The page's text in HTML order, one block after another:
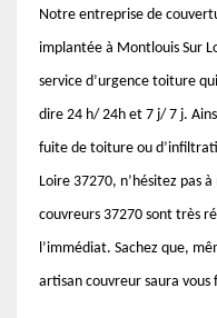
Notre entreprise de
implantée à Montlouis Sur
service d’urgence toiture
dire 24 h/ 24h et 7 j/ 7 j.
fuite de toiture ou
Loire 37270, n’hésitez pas
couvreurs 37270 sont très
l’immédiat. Sachez que,
artisan couvreur saura